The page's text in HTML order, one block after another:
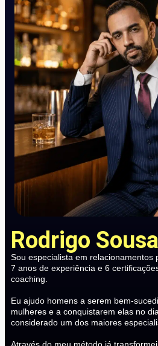
Rodrigo Sousa
Sou especialista em relacionamentos
7 anos de experiência e 6
coaching.
Eu ajudo homens a serem bem-
mulheres e a conquistarem elas no
considerado um dos maiores